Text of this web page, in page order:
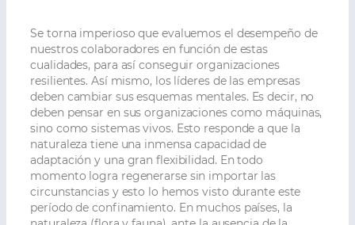
Se torna imperioso que evaluemos el desempeño de
nuestros colaboradores en función de estas
cualidades, para así conseguir organizaciones
resilientes. Así mismo, los líderes de las empresas
deben cambiar sus esquemas mentales. Es decir, no
deben pensar en sus organizaciones como máquinas,
sino como sistemas vivos. Esto responde a que la
naturaleza tiene una inmensa capacidad de
adaptación y una gran flexibilidad. En todo
momento logra regenerarse sin importar las
circunstancias y esto lo hemos visto durante este
período de confinamiento. En muchos países, la